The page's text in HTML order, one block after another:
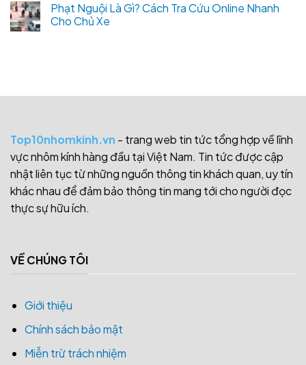
Phạt Nguội Là Gì? Cách Tra Cứu Online Nhanh
Cho Chủ Xe
Top10nhomkinh.vn - trang web tin tức tổng hợp về lĩnh
vực nhôm kính hàng đầu tại Việt Nam. Tin tức được cập
nhật liên tục từ những nguồn thông tin khách quan, uy tín
khác nhau để đảm bảo thông tin mang tới cho người đọc
thực sự hữu ích.
VỀ CHÚNG TÔI
Giới thiệu
Chính sách bảo mật
Miễn trừ trách nhiệm